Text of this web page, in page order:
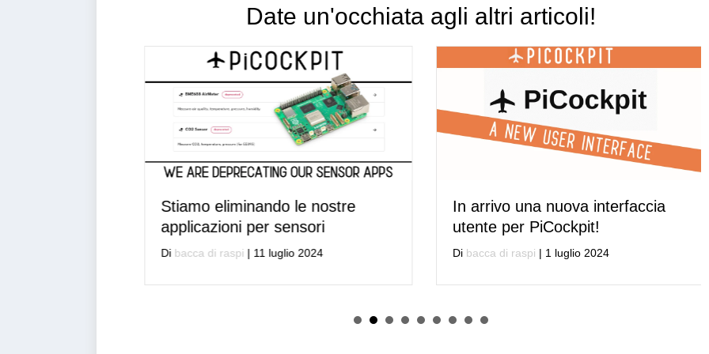
Date un'occhiata agli altri articoli!
Stiamo eliminando le nostre
applicazioni per sensori
Dibacca di raspi |11 luglio 2024
In arrivo una nuova interfaccia
utente per PiCockpit!
Dibacca di raspi | 1 luglio 2024